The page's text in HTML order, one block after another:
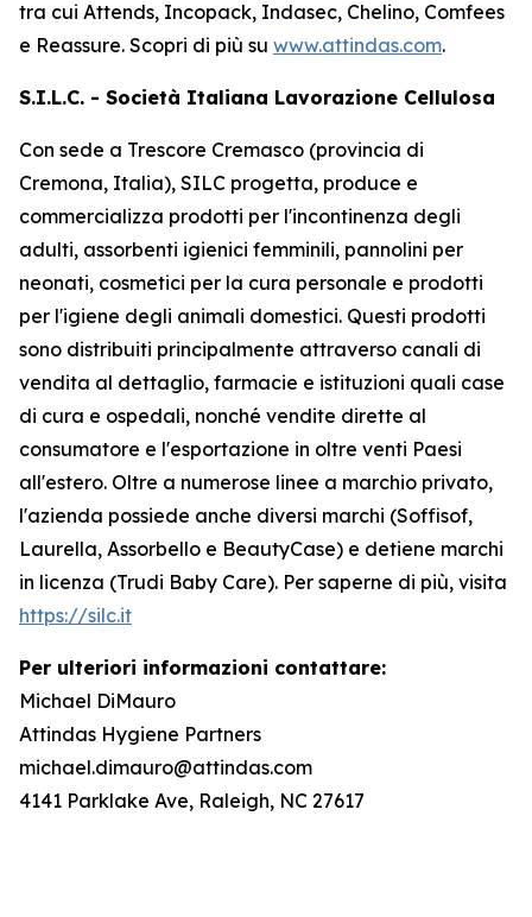
tra cui Attends, Incopack, Indasec, Chelino, Comfees
e Reassure. Scopri di più su www.attindas.com.
S.I.L.C. - Società Italiana Lavorazione Cellulosa
Con sede a Trescore Cremasco (provincia di
Cremona, Italia), SILC progetta, produce e
commercializza prodotti per l'incontinenza degli
adulti, assorbenti igienici femminili, pannolini per
neonati, cosmetici per la cura personale e prodotti
per l'igiene degli animali domestici. Questi prodotti
sono distribuiti principalmente attraverso canali di
vendita al dettaglio, farmacie e istituzioni quali case
di cura e ospedali, nonché vendite dirette al
consumatore e l'esportazione in oltre venti Paesi
all'estero. Oltre a numerose linee a marchio privato,
l'azienda possiede anche diversi marchi (Soffisof,
Laurella, Assorbello e BeautyCase) e detiene marchi
in licenza (Trudi Baby Care). Per saperne di più, visita
https://silc.it
Per ulteriori informazioni contattare:
Michael DiMauro
Attindas Hygiene Partners
michael.dimauro@attindas.com
4141 Parklake Ave, Raleigh, NC 27617